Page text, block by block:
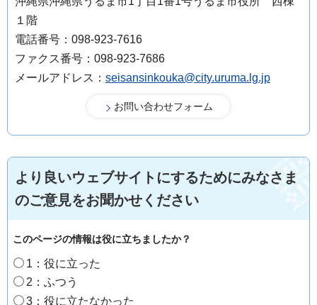
１階
電話番号：098-923-7616
ファクス番号：098-923-7686
メールアドレス： seisansinkouka@city.uruma.lg.jp
より良いウェブサイトにするためにみなさま
のご意見をお聞かせください
このページの情報は役に立ちましたか？
1：役に立った
2：ふつう
3：役に立たなかった